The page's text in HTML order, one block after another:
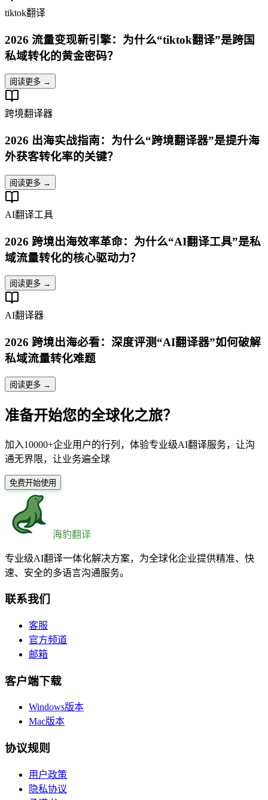
tiktok翻译
2026 流量变现新引擎：为什么“tiktok翻译”是跨国
私域转化的黄金密码？
阅读更多 →
跨境翻译器
2026 出海实战指南：为什么“跨境翻译器”是提升海
外获客转化率的关键？
阅读更多 →
AI翻译工具
2026 跨境出海效率革命：为什么“AI翻译工具”是私
域流量转化的核心驱动力？
阅读更多 →
AI翻译器
2026 跨境出海必看：深度评测“AI翻译器”如何破解
私域流量转化难题
阅读更多 →
准备开始您的全球化之旅？
加入10000+企业用户的行列，体验专业级AI翻译服务，让沟
通无界限，让业务遍全球
免费开始使用
海豹翻译
专业级AI翻译一体化解决方案，为全球化企业提供精准、快
速、安全的多语言沟通服务。
联系我们
客服
官方频道
邮箱
客户端下载
Windows版本
Mac版本
协议规则
用户政策
隐私协议